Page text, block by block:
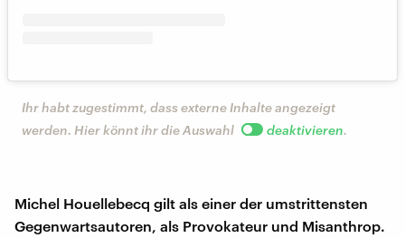
Ihr habt zugestimmt, dass externe Inhalte angezeigt
werden. Hier könnt ihr die Auswahl
deaktivieren.
Michel Houellebecq gilt als einer der umstrittensten
Gegenwartsautoren, als Provokateur und Misanthrop.